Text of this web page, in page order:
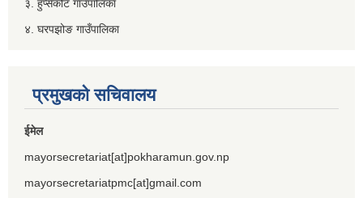
३. हुप्सेकोट गाउँपालिका
४. घरपझोङ गाउँपालिका
प्रमुखको सचिवालय
ईमेल
mayorsecretariat[at]pokharamun.gov.np
mayorsecretariatpmc[at]gmail.com